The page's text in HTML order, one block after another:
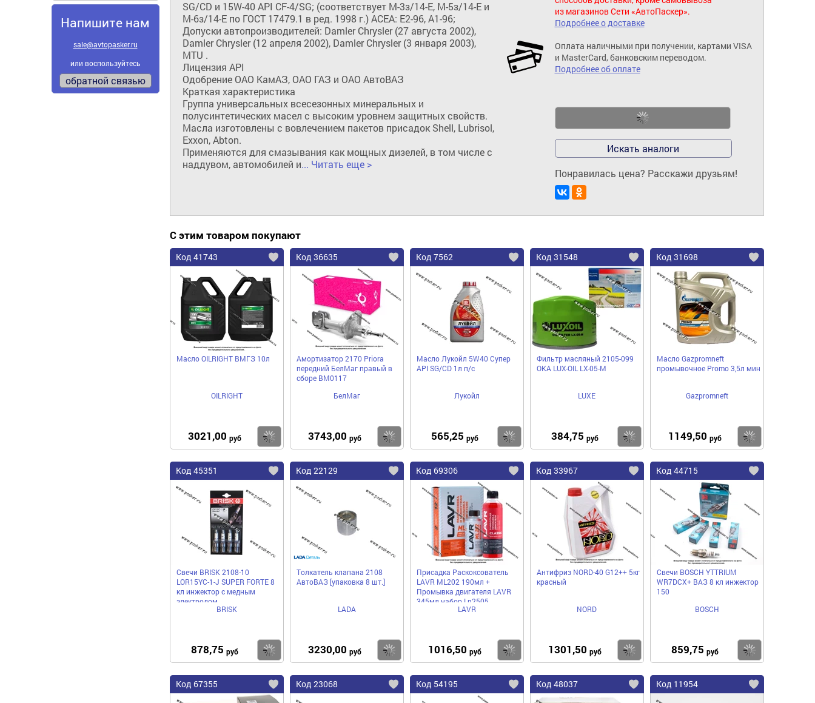
Напишите нам
sale@avtopasker.ru
или воспользуйтесь
обратной связью
из магазинов Сети «АвтоПаскер».
Подробнее о доставке
Оплата наличными при получении, картами VISA
и MasterCard, банковским переводом.
Подробнее об оплате
Добавить в корзину
Искать аналоги
Понравилась цена? Расскажи друзьям!
SG/CD и 15W-40 API CF-4/SG; (соответствует М-3з/14-Е, М-5з/14-Е и
М-6з/14-Е по ГОСТ 17479.1 в ред. 1998 г.) ACEA: E2-96, A1-96;
Допуски автопроизводителей: Damler Chrysler (27 августа 2002),
Damler Chrysler (12 апреля 2002), Damler Chrysler (3 января 2003),
MTU .
Лицензия API
Одобрение ОАО КамАЗ, ОАО ГАЗ и ОАО АвтоВАЗ
Краткая характеристика
Группа универсальных всесезонных минеральных и
полусинтетических масел с высоким уровнем защитных свойств.
Масла изготовлены с вовлечением пакетов присадок Shell, Lubrisol,
Exxon, Abton.
Применяются для смазывания как мощных дизелей, в том числе с
наддувом, автомобилей и... Читать еще >
С этим товаром покупают
Код 41743
Масло OILRIGHT ВМГЗ 10л
OILRIGHT
3021,00 руб Купить
Код 36635
Амортизатор 2170 Priora
передний БелМаг правый в
сборе BM0117
БелМаг
3743,00 руб Купить
Код 7562
Масло Лукойл 5W40 Супер
API SG/CD 1л п/с
Лукойл
565,25 руб Купить
Код 31548
Фильтр масляный 2105-099
ОКА LUX-OIL LX-05-M
LUXE
384,75 руб Купить
Код 31698
Масло Gazpromneft
промывочное Promo 3,5л мин
Gazpromneft
1149,50 руб
Код 45351
Свечи BRISK 2108-10
LOR15YC-1-J SUPER FORTE 8
кл инжектор с медным
электродом
BRISK
878,75 руб Купить
Код 22129
Толкатель клапана 2108
АвтоВАЗ [упаковка 8 шт.]
LADA
3230,00 руб Купить
Код 69306
Присадка Раскоксователь
LAVR ML202 190мл +
Промывка двигателя LAVR
345мл набор Ln2505
LAVR
1016,50 руб Купить
Код 33967
Антифриз NORD-40 G12++ 5кг
красный
NORD
1301,50 руб Купить
Код 44715
Свечи BOSCH YTTRIUM
WR7DCX+ ВАЗ 8 кл инжектор
150
BOSCH
859,75 руб
Код 67355 Код 23068 Код 54195 Код 48037 Код 11954